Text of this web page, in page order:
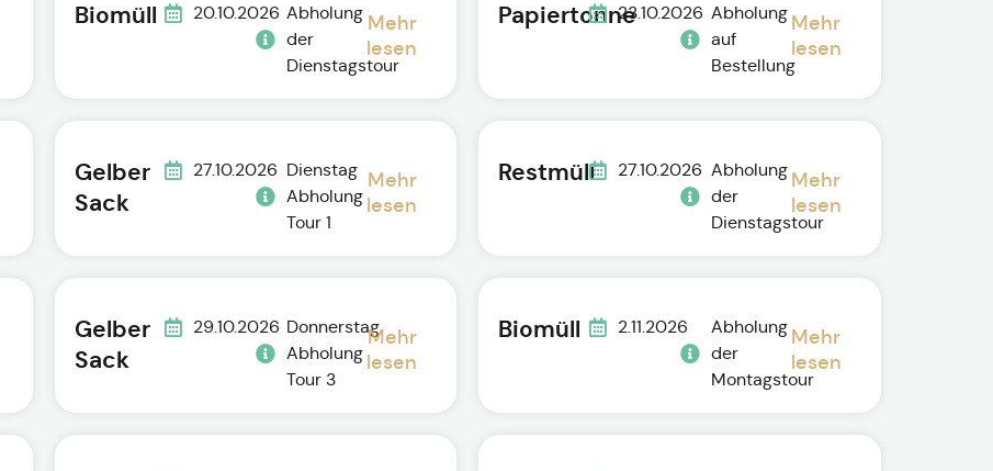
Biomüll 20.10.2026 Abholung
der
Dienstagstour
Mehr
lesen
Papiertonne23.10.2026 Abholung
auf
Bestellung
Mehr
lesen
Gelber
Sack
27.10.2026 Dienstag
Abholung
Tour 1
Mehr
lesen
Restmüll 27.10.2026 Abholung
der
Dienstagstour
Mehr
lesen
Gelber
Sack
29.10.2026 Donnerstag
Abholung
Tour 3
Mehr
lesen
Biomüll 2.11.2026
Abholung
der
Montagstour
Mehr
lesen